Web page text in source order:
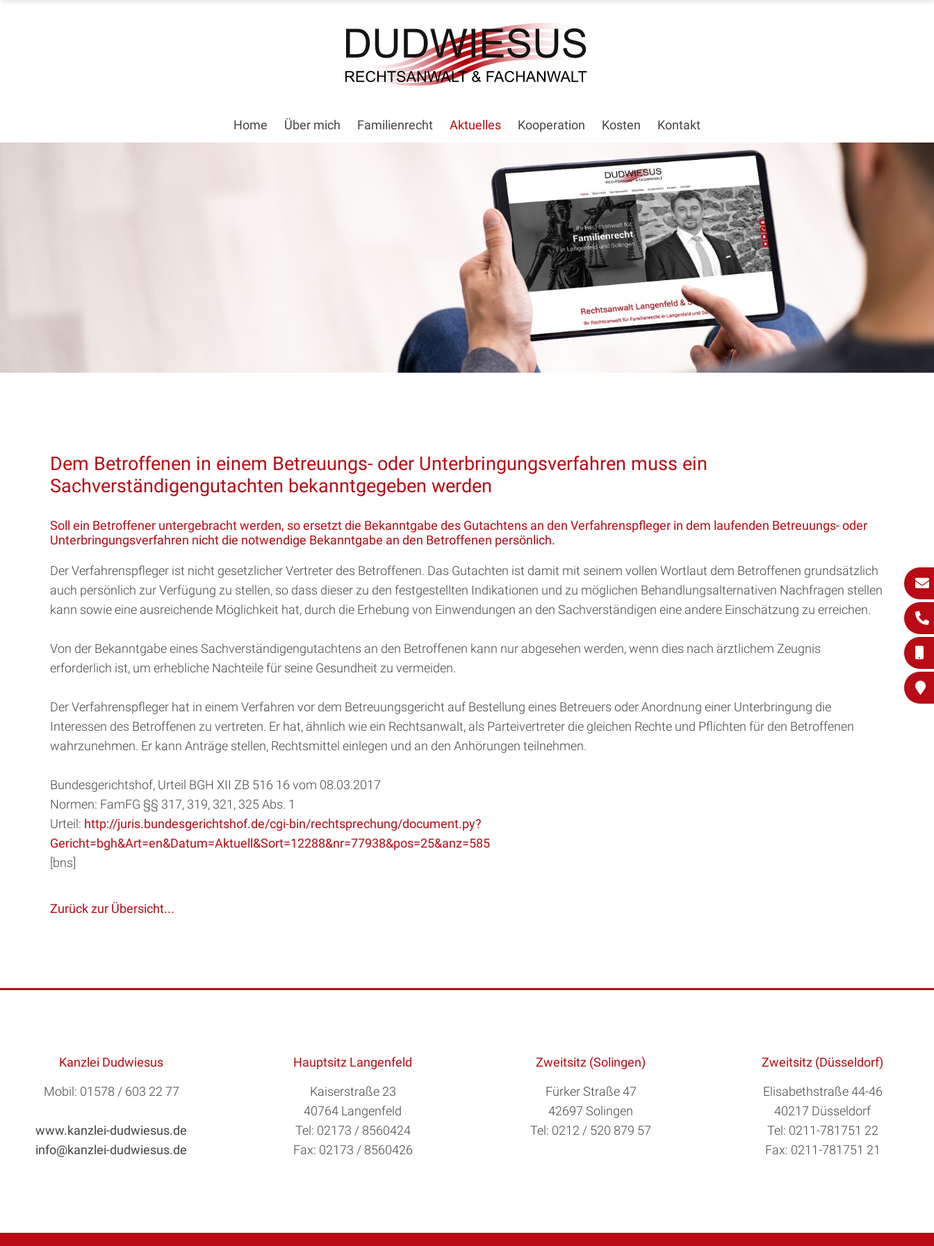
Home Über mich Familienrecht Aktuelles Kooperation Kosten Kontakt
Dem Betroffenen in einem Betreuungs- oder Unterbringungsverfahren muss ein
Sachverständigengutachten bekanntgegeben werden
Soll ein Betroffener untergebracht werden, so ersetzt die Bekanntgabe des Gutachtens an den Verfahrenspfleger in dem laufenden Betreuungs- oder
Unterbringungsverfahren nicht die notwendige Bekanntgabe an den Betroffenen persönlich.
Der Verfahrenspfleger ist nicht gesetzlicher Vertreter des Betroffenen. Das Gutachten ist damit mit seinem vollen Wortlaut dem Betroffenen grundsätzlich
auch persönlich zur Verfügung zu stellen, so dass dieser zu den festgestellten Indikationen und zu möglichen Behandlungsalternativen Nachfragen stellen
kann sowie eine ausreichende Möglichkeit hat, durch die Erhebung von Einwendungen an den Sachverständigen eine andere Einschätzung zu erreichen.
Von der Bekanntgabe eines Sachverständigengutachtens an den Betroffenen kann nur abgesehen werden, wenn dies nach ärztlichem Zeugnis
erforderlich ist, um erhebliche Nachteile für seine Gesundheit zu vermeiden.
Der Verfahrenspfleger hat in einem Verfahren vor dem Betreuungsgericht auf Bestellung eines Betreuers oder Anordnung einer Unterbringung die
Interessen des Betroffenen zu vertreten. Er hat, ähnlich wie ein Rechtsanwalt, als Parteivertreter die gleichen Rechte und Pflichten für den Betroffenen
wahrzunehmen. Er kann Anträge stellen, Rechtsmittel einlegen und an den Anhörungen teilnehmen.
Bundesgerichtshof, Urteil BGH XII ZB 516 16 vom 08.03.2017
Normen: FamFG §§ 317, 319, 321, 325 Abs. 1
Urteil: http://juris.bundesgerichtshof.de/cgi-bin/rechtsprechung/document.py?
Gericht=bgh&Art=en&Datum=Aktuell&Sort=12288&nr=77938&pos=25&anz=585
[bns]
Zurück zur Übersicht...
Kanzlei Dudwiesus
Mobil: 01578 / 603 22 77
www.kanzlei-dudwiesus.de
info@kanzlei-dudwiesus.de
Hauptsitz Langenfeld
Kaiserstraße 23
40764 Langenfeld
Tel: 02173 / 8560424
Fax: 02173 / 8560426
Zweitsitz (Solingen)
Fürker Straße 47
42697 Solingen
Tel: 0212 / 520 879 57
Zweitsitz (Düsseldorf)
Elisabethstraße 44-46
40217 Düsseldorf
Tel: 0211-781751 22
Fax: 0211-781751 21